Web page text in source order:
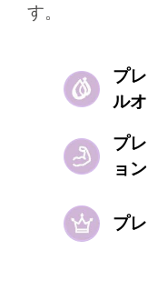
す。​
プ
ル
プ
ョン​​​
プ